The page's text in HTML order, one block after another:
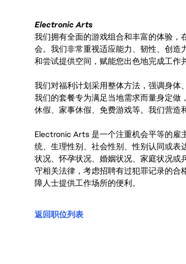
Electronic Arts
我们拥有全面的游戏组合和丰富的体验，
会。我们非常重视适应能力、韧性、创造
和尝试提供空间，赋能您出色地完成工作
我们对福利计划采用整体方法，强调身体
我们的套餐专为满足当地需求而量身定
休假、家事休假、免费游戏等。我们营造
Electronic Arts 是一个注重机会平等的雇
统、生理性别、社会性别、性别认同或表
状况、怀孕状况、婚姻状况、家庭状况或
守相关法律，考虑招聘有过犯罪记录的合
障人士提供工作场所的便利。
返回职位列表